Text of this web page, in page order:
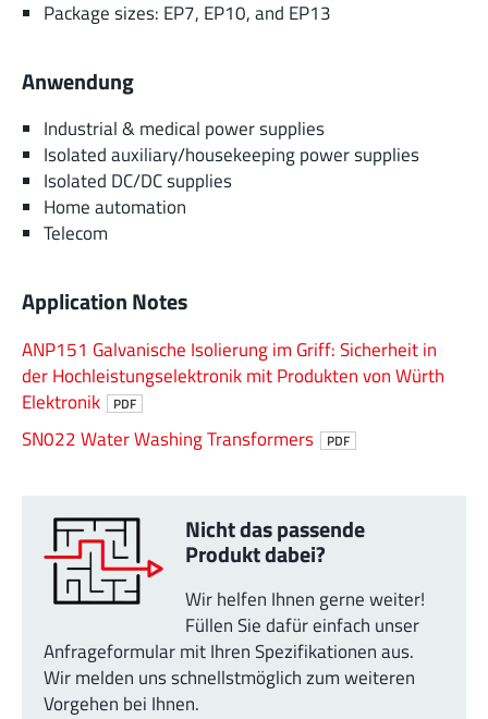
Package sizes: EP7, EP10, and EP13
Anwendung
Industrial & medical power supplies
Isolated auxiliary/housekeeping power supplies
Isolated DC/DC supplies
Home automation
Telecom
Application Notes
ANP151 Galvanische Isolierung im Griff: Sicherheit in
der Hochleistungselektronik mit Produkten von Würth
Elektronik
PDF
SN022 Water Washing Transformers PDF
Nicht das passende
Produkt dabei?
Wir helfen Ihnen gerne weiter!
Füllen Sie dafür einfach unser
Anfrageformular mit Ihren Spezifikationen aus.
Wir melden uns schnellstmöglich zum weiteren
Vorgehen bei Ihnen.